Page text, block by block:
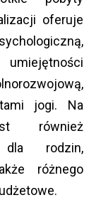
oferuje
jogi. Na
również
dla rodzin,
różnego